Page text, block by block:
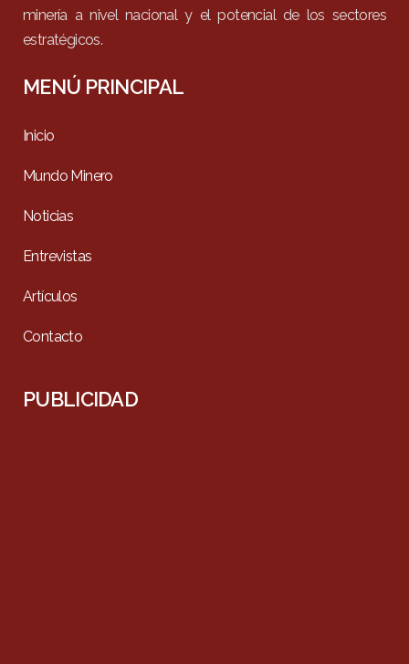
minería a nivel nacional y el potencial de los sectores
estratégicos.
MENÚ PRINCIPAL
Inicio
Mundo Minero
Noticias
Entrevistas
Artículos
Contacto
PUBLICIDAD